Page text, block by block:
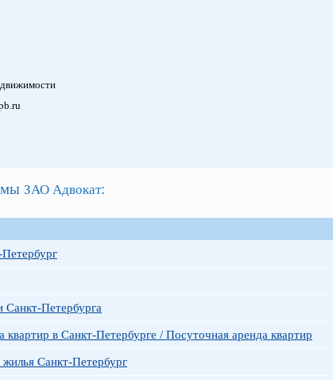
ЗАО Адвокат:
Петербурга
квартир в Санкт-Петербурге / Посуточная аренда квартир
Санкт-Петербург